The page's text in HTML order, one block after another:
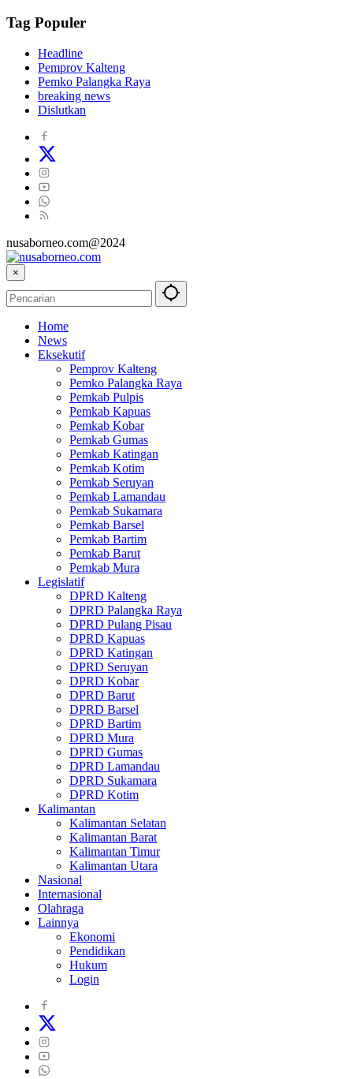
Tag Populer
Headline
Pemprov Kalteng
Pemko Palangka Raya
breaking news
Dislutkan
nusaborneo.com@2024
×
Home
News
Eksekutif
Pemprov Kalteng
Pemko Palangka Raya
Pemkab Pulpis
Pemkab Kapuas
Pemkab Kobar
Pemkab Gumas
Pemkab Katingan
Pemkab Kotim
Pemkab Seruyan
Pemkab Lamandau
Pemkab Sukamara
Pemkab Barsel
Pemkab Bartim
Pemkab Barut
Pemkab Mura
Legislatif
DPRD Kalteng
DPRD Palangka Raya
DPRD Pulang Pisau
DPRD Kapuas
DPRD Katingan
DPRD Seruyan
DPRD Kobar
DPRD Barut
DPRD Barsel
DPRD Bartim
DPRD Mura
DPRD Gumas
DPRD Lamandau
DPRD Sukamara
DPRD Kotim
Kalimantan
Kalimantan Selatan
Kalimantan Barat
Kalimantan Timur
Kalimantan Utara
Nasional
Internasional
Olahraga
Lainnya
Ekonomi
Pendidikan
Hukum
Login